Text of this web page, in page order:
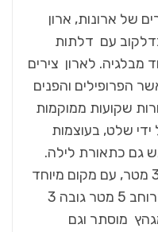
של ארונות, ארון
עם דלתות
מבלגיה. לארון צירים
הפרופילים והפנים
שקועות ממוקמות
שלט, בעוצמות
גם כתאורת לילה.
ארון אחד ברוחב 6 מטר, גובה 3 מטר, עם מקום מיוחד
לתיקים ונעליים. הארון שמולו ברוחב 5 מטר גובה 3
מוסתר וגם